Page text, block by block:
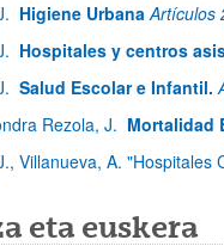
Higiene Urbana Artículos
Hospitales y centros
Salud Escolar e Infantil.
Rezola, J. Mortalidad
Villanueva, A. "Hospitales
eta euskera